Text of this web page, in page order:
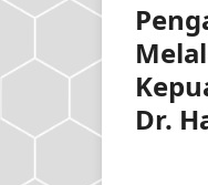
Dr.